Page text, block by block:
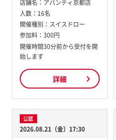
店舗名： アバンティ京都店
人数： 16名
開催種別： スイスドロー
参加料： 300円
開催時間30分前から受付を開
始します
詳細
公認
2026.08.21（金）17:30